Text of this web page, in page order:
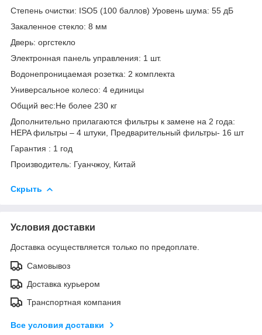
Степень очистки: ISO5 (100 баллов) Уровень шума: 55 дБ
Закаленное стекло: 8 мм
Дверь: оргстекло
Электронная панель управления: 1 шт.
Водонепроницаемая розетка: 2 комплекта
Универсальное колесо: 4 единицы
Общий вес:Не более 230 кг
Дополнительно прилагаются фильтры к замене на 2 года:
HEPA фильтры – 4 штуки, Предварительный фильтры- 16 шт
Гарантия : 1 год
Производитель: Гуанчжоу, Китай
Скрыть
Условия доставки
Доставка осуществляется только по предоплате.
Самовывоз
Доставка курьером
Транспортная компания
Все условия доставки